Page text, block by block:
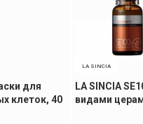
для
клеток, 40
LA SINCIA
LA SINCIA
видами